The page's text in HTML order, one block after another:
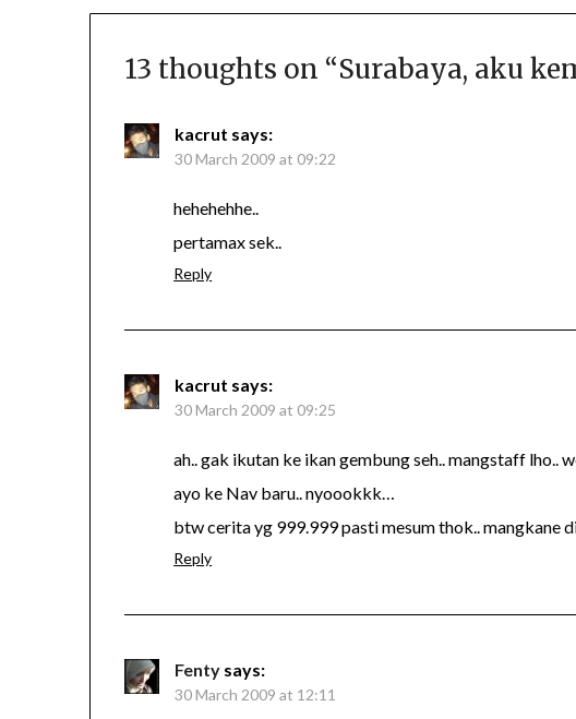
13 thoughts on “Surabaya, aku
kacrut says:
30 March 2009 at 09:22
hehehehhe..
pertamax sek..
Reply
kacrut says:
30 March 2009 at 09:25
ah.. gak ikutan ke ikan gembung seh.. mangstaff lho..
ayo ke Nav baru.. nyoookkk…
btw cerita yg 999.999 pasti mesum thok.. mangkane
Reply
Fenty says:
30 March 2009 at 12:11